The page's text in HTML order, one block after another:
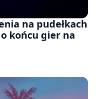
na pudełkach
końcu gier na